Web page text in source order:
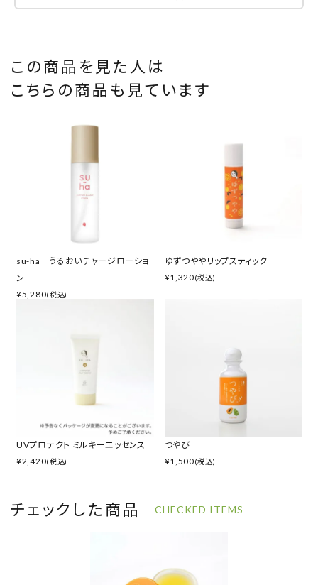
この商品を見た人は
こちらの商品も見ています
su-ha うるおいチャージローショ
ン
¥5,280(税込)
ゆずつややリップスティック
¥1,320(税込)
UVプロテクト ミルキーエッセンス
¥2,420(税込)
つやび
¥1,500(税込)
チェックした商品 CHECKED ITEMS